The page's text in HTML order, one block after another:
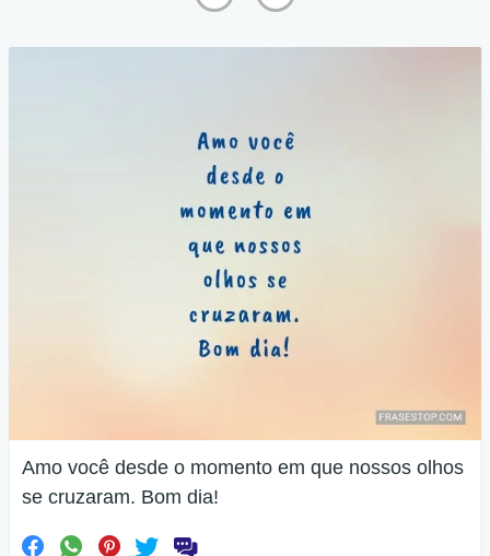
Amo você desde o momento em que nossos olhos
se cruzaram. Bom dia!